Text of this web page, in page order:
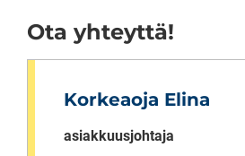
Ota yhteyttä!
Korkeaoja Elina
asiakkuusjohtaja